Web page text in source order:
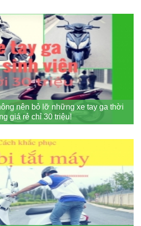
nên bỏ lỡ những xe tay ga thời
giá rẻ chỉ 30 triệu!